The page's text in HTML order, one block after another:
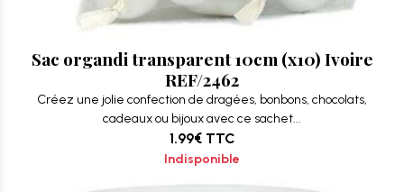
Sac organdi transparent 10cm (x10) Ivoire
REF/2462
Créez une jolie confection de dragées, bonbons, chocolats,
cadeaux ou bijoux avec ce sachet...
1.99€ TTC
Indisponible